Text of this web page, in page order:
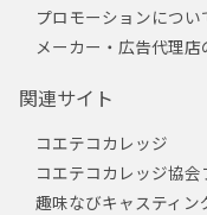
プロモーションについ
メーカー・広告代理
関連サイト
コエテコカレッジ
コエテコカレッジ協会
趣味なびキャスティン